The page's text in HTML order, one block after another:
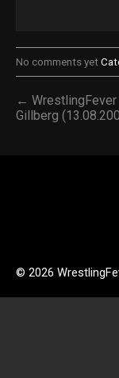
No comments yet
← WrestlingFever
Gillberg
© 2026